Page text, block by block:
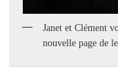
Janet et Clément
nouvelle page de